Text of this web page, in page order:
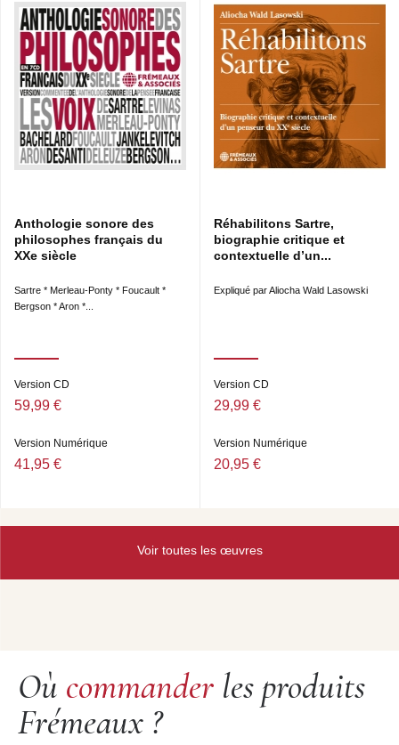
Anthologie sonore des
philosophes français du
XXe siècle
Sartre * Merleau-Ponty * Foucault *
Bergson * Aron *...
Version CD
59,99 €
Version Numérique
41,95 €
Réhabilitons Sartre,
biographie critique et
contextuelle d’un...
Expliqué par Aliocha Wald Lasowski
Version CD
29,99 €
Version Numérique
20,95 €
Voir toutes les œuvres
Où commander les produits
Frémeaux ?